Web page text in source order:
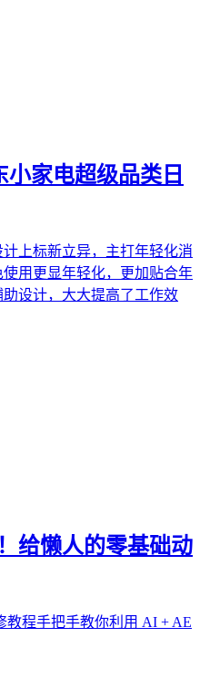
家电超级品类日
上标新立异，主打年轻化消
用更显年轻化，更加贴合年
设计，大大提高了工作效
给懒人的零基础动
教程手把手教你利用 AI + AE